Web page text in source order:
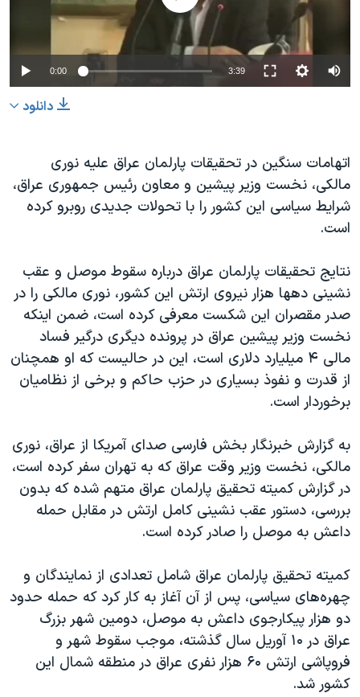
فرهنگ و زندگی
حقوق شهروندی
اقتصادی
گالری عکس
آرشیو پخش زنده
مستندها
انتخابات ریاست جمهوری آمریکا ۲۰۲۴
حمله جمهوری اسلامی به اسرائیل
اعتراضات زن، زندگی، آزادی
مجموعه مستندهای دادخواهی
تریبونال مردمی آبان ۹۸
چهل سال گروگان‌گیری
قانون شفافیت دارائی کادر رهبری ایران
اعتراضات مردمی آبان ۹۸
اسرائیل در جنگ
نرگس محمدی برنده جایزه نوبل صلح
صفحه‌های ویژه
سفر پرزیدنت ترامپ به چین
دنبال کنید
0:00 3:39
دانلود
اتهامات سنگین در تحقیقات پارلمان عراق علیه نوری
مالکی، نخست وزیر پیشین و معاون رئیس جمهوری عراق،
شرایط سیاسی این کشور را با تحولات جدیدی روبرو کرده
است.
نتایج تحقیقات پارلمان عراق درباره سقوط موصل و عقب
نشینی دهها هزار نیروی ارتش این کشور، نوری مالکی را در
صدر مقصران این شکست معرفی کرده است، ضمن اینکه
نخست وزیر پیشین عراق در پرونده دیگری درگیر فساد
مالی ۴ میلیارد دلاری است، این در حالیست که او همچنان
از قدرت و نفوذ بسیاری در حزب حاکم و برخی از نظامیان
برخوردار است.
به گزارش خبرنگار بخش فارسی صدای آمریکا از عراق، نوری
مالکی، نخست وزیر وقت عراق که به تهران سفر کرده است،
در گزارش کمیته تحقیق پارلمان عراق متهم شده که بدون
بررسی، دستور عقب نشینی کامل ارتش در مقابل حمله
داعش به موصل را صادر کرده است.
کمیته تحقیق پارلمان عراق شامل تعدادی از نمایندگان و
چهره‌های سیاسی، پس از آن آغاز به کار کرد که حمله حدود
دو هزار پیکارجوی داعش به موصل، دومین شهر بزرگ
عراق در ۱۰ آوریل سال گذشته، موجب سقوط شهر و
فروپاشی ارتش ۶۰ هزار نفری عراق در منطقه شمال این
کشور شد.